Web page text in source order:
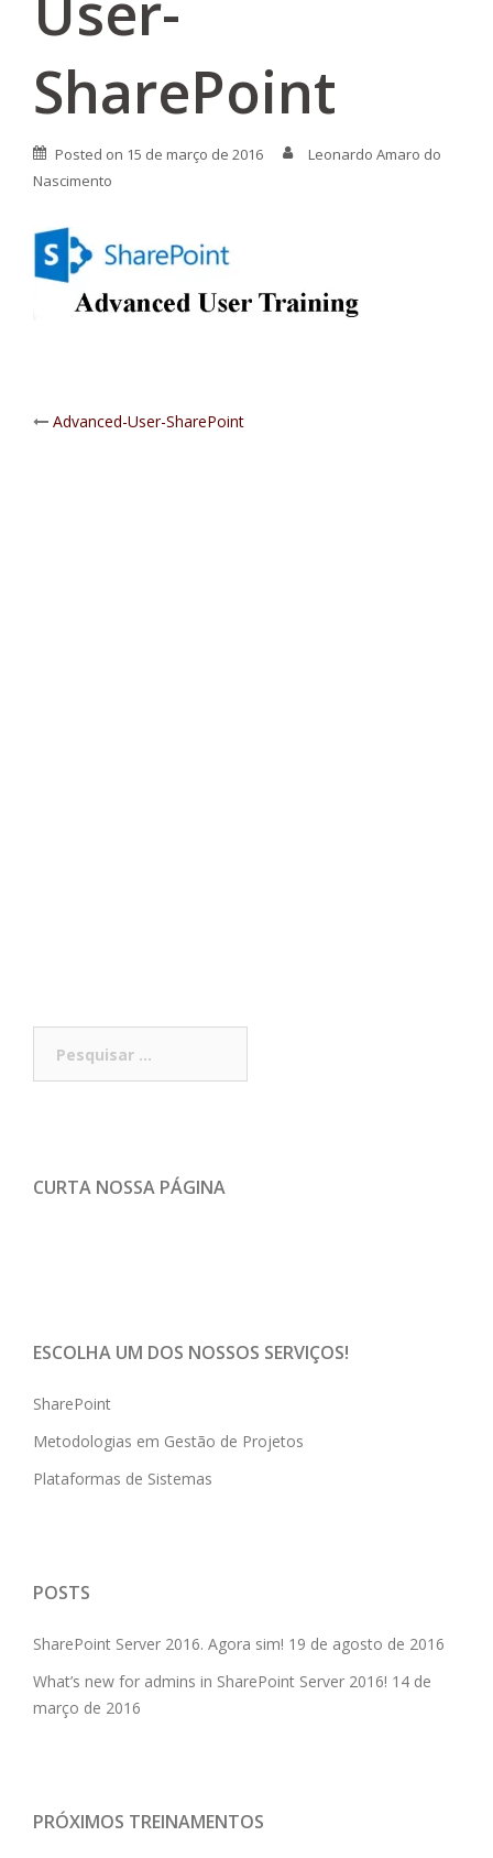
SharePoint
Posted on 15 de março de 2016
Leonardo Amaro do
Nascimento
Post
Advanced-User-SharePoint
por:
CURTA NOSSA PÁGINA
ESCOLHA UM DOS NOSSOS SERVIÇOS!
SharePoint
Metodologias em Gestão de Projetos
Plataformas de Sistemas
POSTS
SharePoint Server 2016. Agora sim! 19 de agosto de 2016
What’s new for admins in SharePoint Server 2016! 14 de
março de 2016
PRÓXIMOS TREINAMENTOS